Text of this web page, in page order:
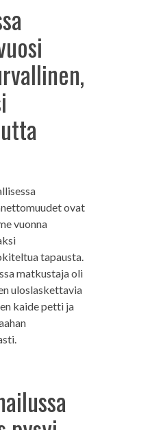
ovat
vuonna
tapausta.
matkustaja oli
uloslaskettavia
kaide petti ja